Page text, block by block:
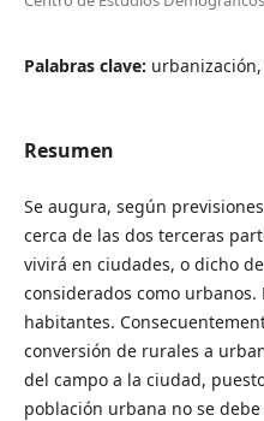
Palabras clave:
Resumen
Se augura, según
cerca de las dos terceras
vivirá en ciudades, o dicho
considerados como
habitantes.
conversión de rurales a
del campo a la ciudad,
población urbana no se